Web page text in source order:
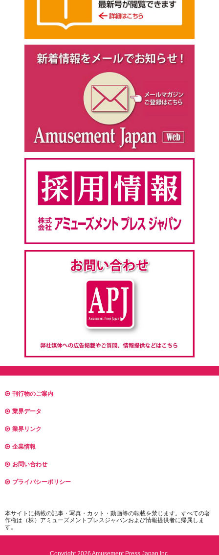
刊行物のご案内
業界データ
業界リンク
企業情報
お問い合わせ
プライバシーポリシー
本サイトに掲載の記事・写真・カット・動画等の転載を禁じます。すべての著
作権は（株）アミューズメントプレスジャパンおよび情報提供者に帰属しま
す。
Copyright 2026 Amusement Press Japan Inc.